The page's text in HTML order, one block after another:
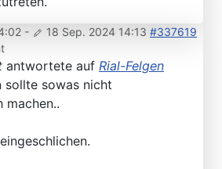
- 18 Sep. 2024 14:13 #337619
antwortete auf Rial-Felgen
sollte sowas nicht
machen..